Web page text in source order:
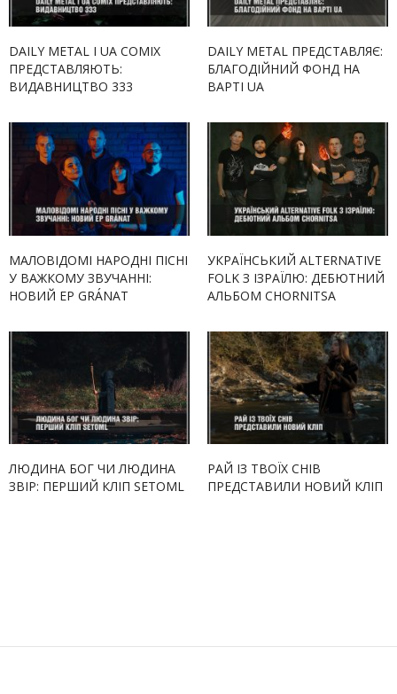
DAILY METAL І UA COMIX
ПРЕДСТАВЛЯЮТЬ:
ВИДАВНИЦТВО 333
DAILY METAL ПРЕДСТАВЛЯЄ:
БЛАГОДІЙНИЙ ФОНД НА
ВАРТІ UA
МАЛОВІДОМІ НАРОДНІ ПІСНІ
У ВАЖКОМУ ЗВУЧАННІ:
НОВИЙ EP GRÁNAT
УКРАЇНСЬКИЙ ALTERNATIVE
FOLK З ІЗРАЇЛЮ: ДЕБЮТНИЙ
АЛЬБОМ CHORNITSA
ЛЮДИНА БОГ ЧИ ЛЮДИНА
ЗВІР: ПЕРШИЙ КЛІП SETOML
РАЙ ІЗ ТВОЇХ СНІВ
ПРЕДСТАВИЛИ НОВИЙ КЛІП